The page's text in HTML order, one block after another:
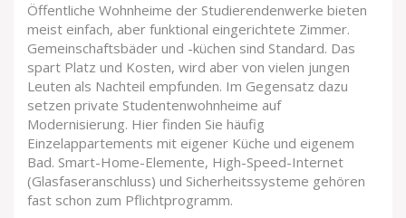
Öffentliche Wohnheime der Studierendenwerke bieten
meist einfach, aber funktional eingerichtete Zimmer.
Gemeinschaftsbäder und -küchen sind Standard. Das
spart Platz und Kosten, wird aber von vielen jungen
Leuten als Nachteil empfunden. Im Gegensatz dazu
setzen private Studentenwohnheime auf
Modernisierung. Hier finden Sie häufig
Einzelappartements mit eigener Küche und eigenem
Bad. Smart-Home-Elemente, High-Speed-Internet
(Glasfaseranschluss) und Sicherheitssysteme gehören
fast schon zum Pflichtprogramm.